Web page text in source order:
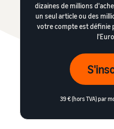
dizaines de millions
un seul article ou des
votre compte est définie
39 € (hors TVA) par